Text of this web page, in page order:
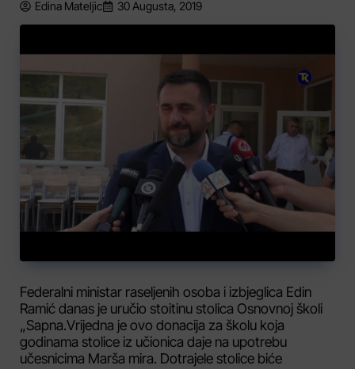
Edina Mateljic 30 Augusta, 2019
Federalni ministar raseljenih osoba i izbjeglica Edin
Ramić danas je uručio stoitinu stolica Osnovnoj školi
„Sapna.Vrijedna je ovo donacija za školu koja
godinama stolice iz učionica daje na upotrebu
učesnicima Marša mira. Dotrajele stolice biće